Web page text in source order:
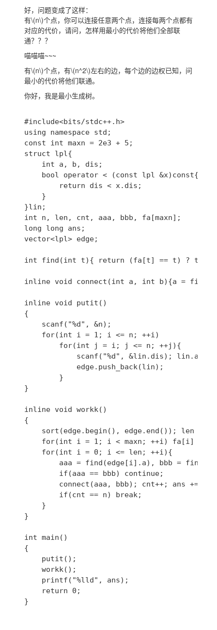
好，问题变成了这样：
有\(n\)个点，你可以连接任意两个点，连接每两个点都有
对应的代价，请问，怎样用最小的代价将他们全部联
通？？？
喵喵喵~~~
有\(n\)个点，有\(n^2\)左右的边，每个边的边权已知，问
最小的代价将他们联通。
你好，我是最小生成树。
#include<bits/stdc++.h>
using namespace std;
const int maxn = 2e3 + 5;
struct lpl{
}lin;
int n, len, cnt, aaa, bbb, fa[maxn];
long long ans;
vector<lpl> edge;
int find(int t){ return (fa[t] == t) ? t :
inline void connect(int a, int b){a =
inline void putit()
{
}
inline void workk()
{
}
int main()
{
}